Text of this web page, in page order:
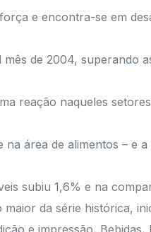
e encontra-se em
de 2004, superando
reação naqueles
área de alimentos – e
subiu 1,6% e na
da série histórica,
e impressão,